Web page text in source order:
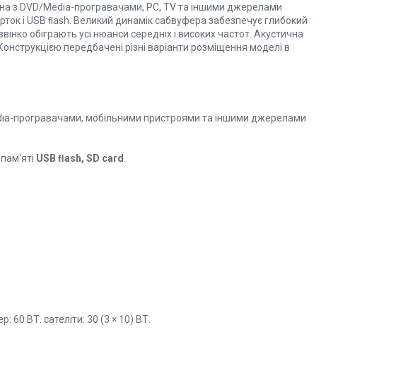
з DVD/Media-програвачами, PC, TV та іншими джерелами
і USB ﬂash. Великий динамік сабвуфера забезпечує глибокий
обіграють усі нюанси середніх і високих частот. Акустична
передбачені різні варіанти розміщення моделі в
програвачами, мобільними пристроями та іншими джерелами
USB ﬂash, SD card
60 ВТ. сателіти: 30 (3 × 10) ВТ.